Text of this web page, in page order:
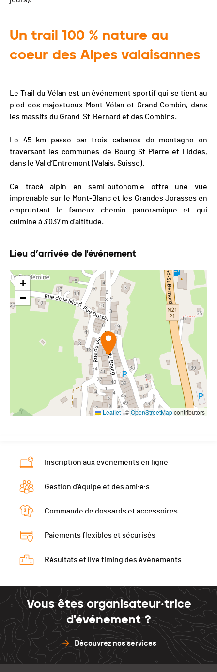
Un trail 100 % nature au
coeur des Alpes valaisannes
Le Trail du Vélan est un événement sportif qui se tient au
pied des majestueux Mont Vélan et Grand Combin, dans
les massifs du Grand-St-Bernard et des Combins.
Le 45 km passe par trois cabanes de montagne en
traversant les communes de Bourg-St-Pierre et Liddes,
dans le Val d’Entremont (Valais, Suisse).
Ce tracé alpin en semi-autonomie offre une vue
imprenable sur le Mont-Blanc et les Grandes Jorasses en
empruntant le fameux chemin panoramique et qui
culmine à 3'037 m d'altitude.
Lieu d’arrivée de l'événement
+
−
Leaflet |©OpenStreetMapcontributors
Inscription aux événements en ligne
Gestion d'équipe et des ami·e·s
Commande de dossards et accessoires
Paiements flexibles et sécurisés
Résultats et live timing des événements
Vous êtes organisateur·trice
d'événement ?
Découvrez nos services